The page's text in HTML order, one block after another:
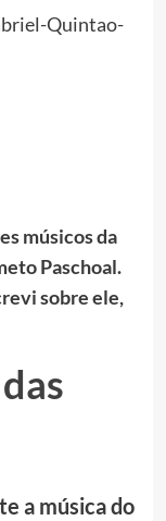
músicos da
Paschoal.
sobre ele,
a música do